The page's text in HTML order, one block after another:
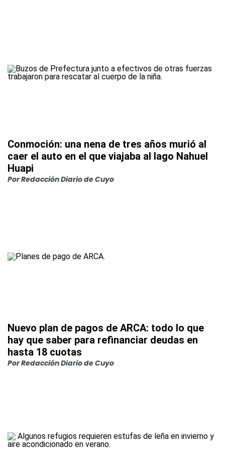
Conmoción: una nena de tres años murió al
caer el auto en el que viajaba al lago Nahuel
Huapi
PorRedacción Diario de Cuyo
Nuevo plan de pagos de ARCA: todo lo que
hay que saber para refinanciar deudas en
hasta 18 cuotas
PorRedacción Diario de Cuyo